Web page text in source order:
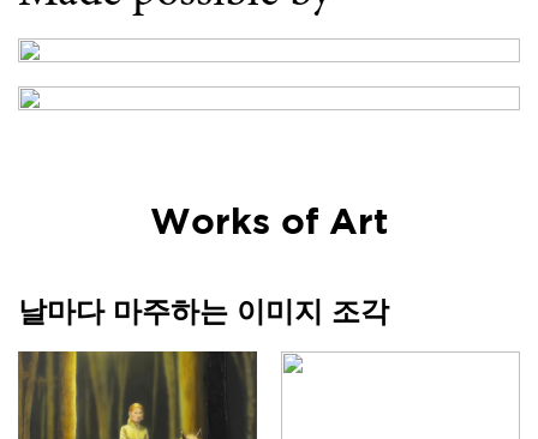
Works of Art
날마다 마주하는 이미지 조각